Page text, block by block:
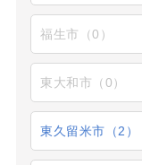
福生市（0）
東大和市（0）
東久留米市（2）